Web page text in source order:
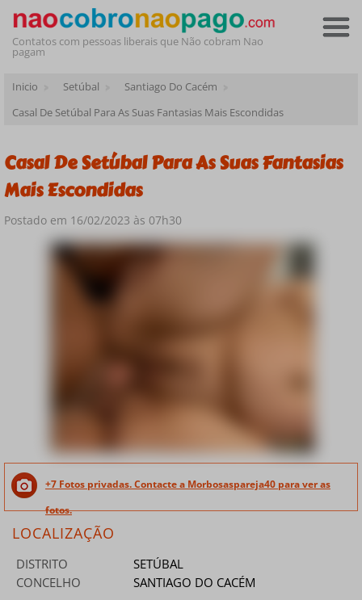
Contatos com pessoas liberais que Não cobram Nao
pagam
Inicio Setúbal
Santiago Do Cacém
Casal De Setúbal Para As Suas Fantasias Mais Escondidas
Casal De Setúbal Para As Suas Fantasias
Mais Escondidas
Postado em 16/02/2023 às 07h30
+7 Fotos privadas. Contacte a Morbosaspareja40 para ver as
fotos.
LOCALIZAÇÃO
DISTRITO
SETÚBAL
CONCELHO
SANTIAGO DO CACÉM